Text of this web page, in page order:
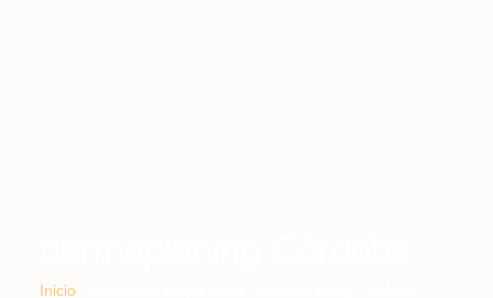
Inicio